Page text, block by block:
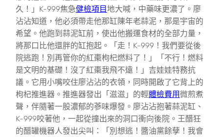
久！」K-999焦急健檢項目地大喊，中藥味更濃了。廖
沾沾知道，他必須帶走他那缸陳年老蒜泥，那是宇宙的
希望。他跑到蒜泥缸前，使出他搬運食材的全部力量，
將那口比他還胖的缸抱起。「走！K-999！我們要從後
院逃跑！別再管你的紅棗枸杞燃料了！」「不行！燃料
是文明的基礎！沒了紅棗我飛不遠！」吉娃娃特務抗
議。它用小嘴咬住廖沾沾的衣領，同時開啟了它背上的
枸杞推進器。推進器發出「滋滋」的輕體檢費用微煎煮
聲，伴隨著一股濃郁的蔘味爆發。廖沾沾抱著蒜泥缸、
K-999咬著他，一起從撞出來的洞口衝向後院。王醋狂
的醋罐機器人發出尖叫：「別想逃！醬油黨餘孽！我會